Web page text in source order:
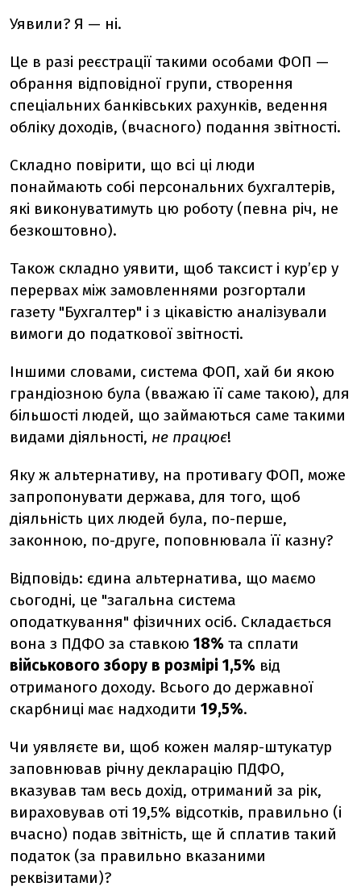
Уявили? Я — ні.
Це в разі реєстрації такими особами ФОП —
обрання відповідної групи, створення
спеціальних банківських рахунків, ведення
обліку доходів, (вчасного) подання звітності.
Складно повірити, що всі ці люди
понаймають собі персональних бухгалтерів,
які виконуватимуть цю роботу (певна річ, не
безкоштовно).
Також складно уявити, щоб таксист і кур’єр у
перервах між замовленнями розгортали
газету "Бухгалтер" і з цікавістю аналізували
вимоги до податкової звітності.
Іншими словами, система ФОП, хай би якою
грандіозною була (вважаю її саме такою), для
більшості людей, що займаються саме такими
видами діяльності, не працює!
Яку ж альтернативу, на противагу ФОП, може
запропонувати держава, для того, щоб
діяльність цих людей була, по-перше,
законною, по-друге, поповнювала її казну?
Відповідь: єдина альтернатива, що маємо
сьогодні, це "загальна система
оподаткування" фізичних осіб. Складається
вона з ПДФО за ставкою 18% та сплати
військового збору в розмірі 1,5% від
отриманого доходу. Всього до державної
скарбниці має надходити 19,5%.
Чи уявляєте ви, щоб кожен маляр-штукатур
заповнював річну декларацію ПДФО,
вказував там весь дохід, отриманий за рік,
вираховував оті 19,5% відсотків, правильно (і
вчасно) подав звітність, ще й сплатив такий
податок (за правильно вказаними
реквізитами)?